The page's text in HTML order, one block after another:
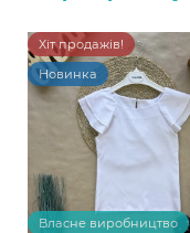
Хіт продажів!
Новинка
Власне виробництво